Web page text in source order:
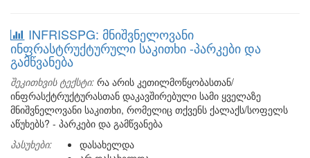
INFRISSPG: მნიშვნელოვანი
ინფრასტრუქტურული საკითხი -პარკები და
გამწვანება
შეკითხვის ტექსტი: რა არის კეთილმოწყობასთან/
ინფრასქტრუქტურასთან დაკავშირებული სამი ყველაზე
მნიშვნელოვანი საკითხი, რომელიც თქვენს ქალაქს/სოფელს
აწუხებს? - პარკები და გამწვანება
პასუხები:
დასახელდა